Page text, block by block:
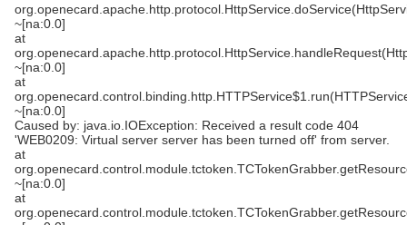
~[na:0.0]
at
~[na:0.0]
at
~[na:0.0]
Caused by: java.io.IOException: Received a result code 404
'WEB0209: Virtual server server has been turned off' from server.
at
~[na:0.0]
at